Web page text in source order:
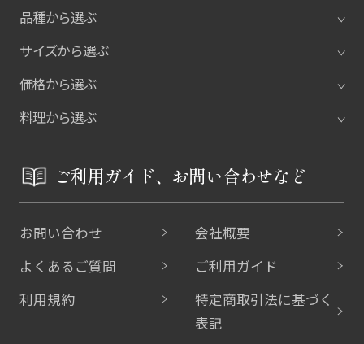
品種から選ぶ
サイズから選ぶ
価格から選ぶ
料理から選ぶ
ご利用ガイド、お問い合わせなど
お問い合わせ
会社概要
よくあるご質問
ご利用ガイド
利用規約
特定商取引法に基づく
表記